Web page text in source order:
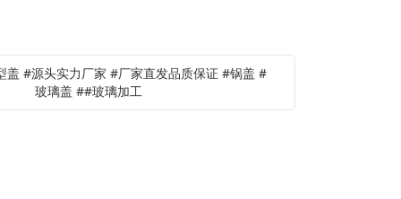
盖 #源头实力厂家 #厂家直发品质保证 #锅盖 #
玻璃盖 ##玻璃加工